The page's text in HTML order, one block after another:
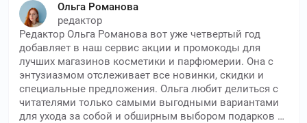
Ольга Романова
редактор
Редактор Ольга Романова вот уже четвертый год
добавляет в наш сервис акции и промокоды для
лучших магазинов косметики и парфюмерии. Она с
энтузиазмом отслеживает все новинки, скидки и
специальные предложения. Ольга любит делиться с
читателями только самыми выгодными вариантами
для ухода за собой и обширным выбором подарков к